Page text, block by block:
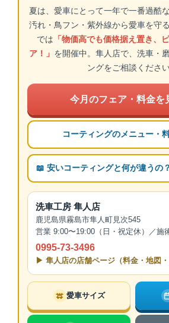
夏は、愛車にとって一年で一番過酷
汚れ・鳥フン・紫外線から愛車を守
では 「物価高でも価格据え置き、
ア！」 を開催中。隼人店で、洗車・
ングをご相談ください
今月のフェア・料金を
コーティングのメニュー・
📖 安いコーティングと何が違うの
洗車工房 隼人店
鹿児島県霧島市隼人町見次545
営業 9:00〜19:00（日・祝定休）／施
0995-73-3496
▶ 隼人店の店舗ページ（料金・地図・
愛車サイズ